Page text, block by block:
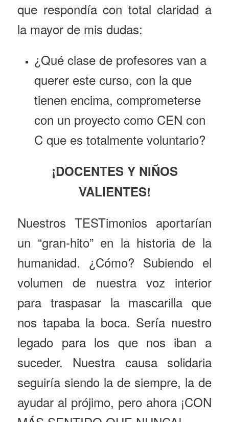
que respondía con total claridad a
la mayor de mis dudas:
¿Qué clase de profesores van a
querer este curso, con la que
tienen encima, comprometerse
con un proyecto como CEN con
C que es totalmente voluntario?
¡DOCENTES Y NIÑOS
VALIENTES!
Nuestros TESTimonios aportarían
un “gran-hito” en la historia de la
humanidad. ¿Cómo? Subiendo el
volumen de nuestra voz interior
para traspasar la mascarilla que
nos tapaba la boca. Sería nuestro
legado para los que nos iban a
suceder. Nuestra causa solidaria
seguiría siendo la de siempre, la de
ayudar al prójimo, pero ahora ¡CON